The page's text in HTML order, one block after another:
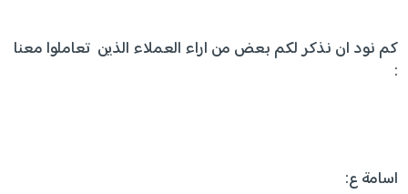
كم نود ان نذكر لكم بعض من اراء العملاء الذين تعاملوا معنا
:
اسامة ع: